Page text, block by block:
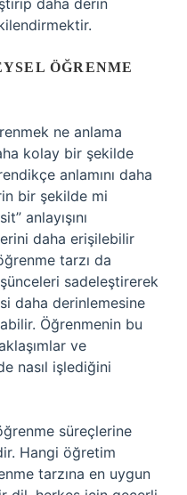
daha derin
ÖĞRENME
ne anlama
kolay bir şekilde
anlamını daha
bir şekilde mi
anlayışını
daha erişilebilir
tarzı da
sadeleştirerek
daha derinlemesine
Öğrenmenin bu
ve
nasıl işlediğini
süreçlerine
Hangi öğretim
tarzına en uygun